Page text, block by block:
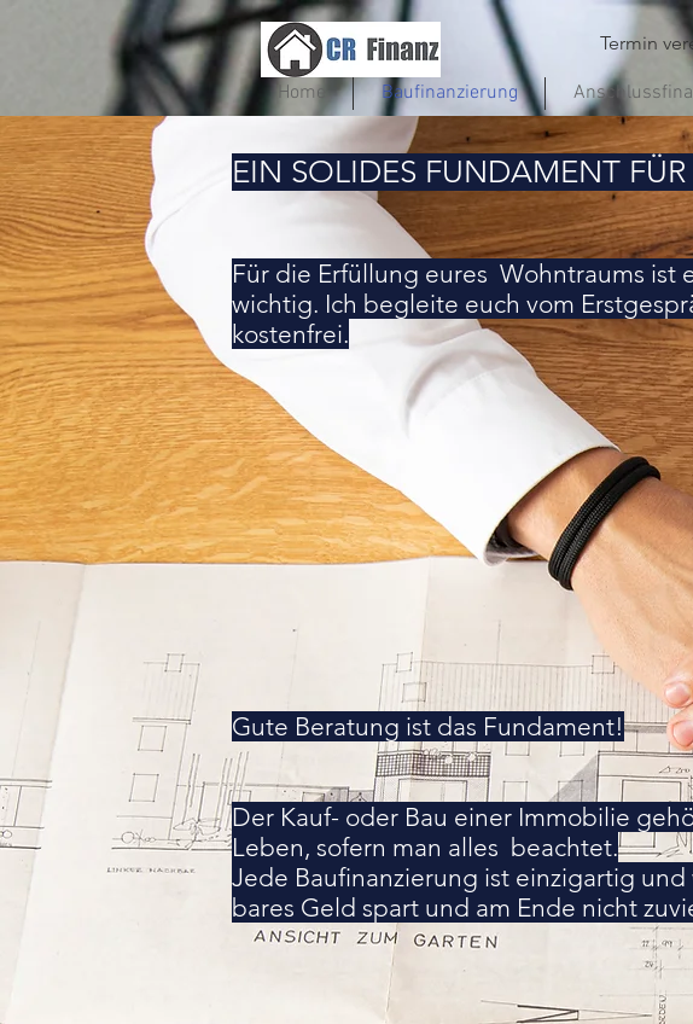
Termin
Home Baufinanzierung
EIN SOLIDES FUNDAMENT
Für die Erfüllung eures Wohntraums
wichtig. Ich begleite euch vom
kostenfrei.
Gute Beratung ist das Fundament!
Der Kauf- oder Bau einer Immobilie
Leben, sofern man alles beachtet.
Jede Baufinanzierung ist einzigartig
bares Geld spart und am Ende nicht